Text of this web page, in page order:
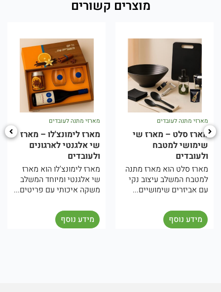
מוצרים קשורים
מארז שי
מארז מתנה
עיצוב נקי
שימושיים...
מארזי מתנה לעובדים
מארז לימונצ'לו – מארז
שי אלגנטי לארגונים
מארז לימונצ'לו הוא מארז
שי אלגנטי ומיוחד המשלב
משקה איכותי עם פריטים...
מארז
תיכוני
המארז
מיוחד
והאווירה